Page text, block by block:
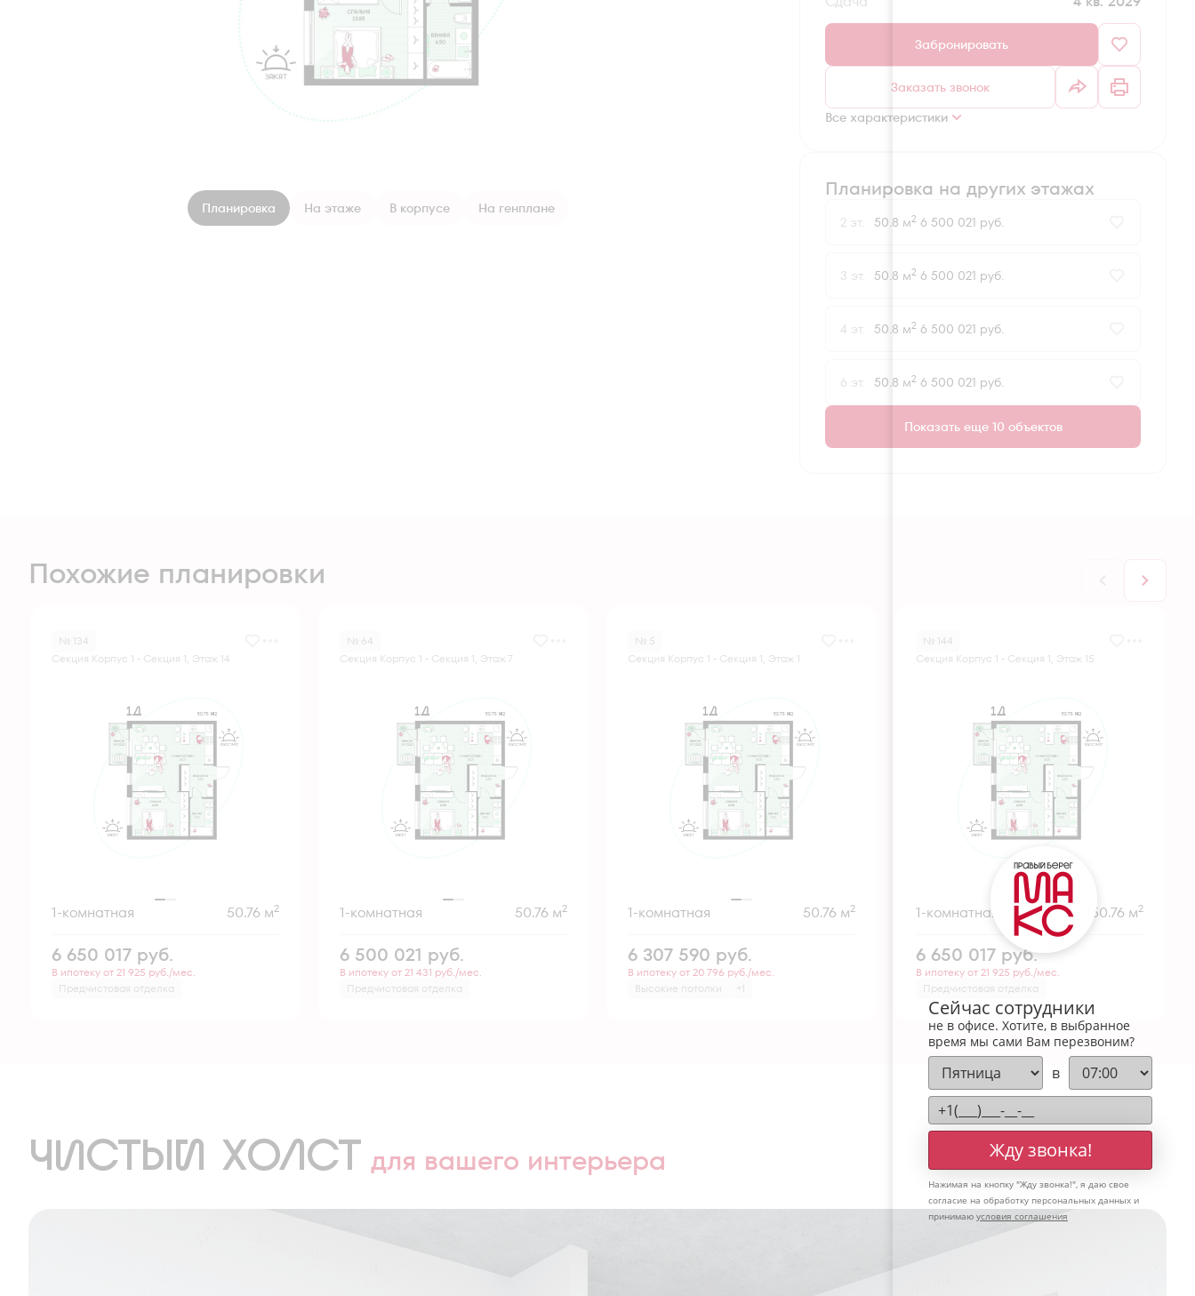
Планировка На этаже В корпусе На генплане
Забронировать
Заказать звонок
Все характеристики
Планировка на других этажах
2 эт. 50.8 м2 6 500 021 руб.
3 эт. 50.8 м2 6 500 021 руб.
4 эт. 50.8 м2 6 500 021 руб.
6 эт. 50.8 м2 6 500 021 руб.
Показать еще 10 объектов
Похожие планировки
№ 134
Секция Корпус 1 - Секция 1, Этаж 14
1-комнатная 50.76 м2
6 650 017 руб.
В ипотеку от 21 925 руб./мес.
Предчистовая отделка
№ 64
Секция Корпус 1 - Секция 1, Этаж 7
1-комнатная 50.76 м2
6 500 021 руб.
В ипотеку от 21 431 руб./мес.
Предчистовая отделка
№ 5
Секция Корпус 1 - Секция 1, Этаж 1
1-комнатная 50.76 м2
6 307 590 руб.
В ипотеку от 20 796 руб./мес.
Высокие потолки
+1
№ 144
Секция Корпус 1 - Секция 1, Этаж 15
1-комнатная 50.76 м2
6 650 017 руб.
В ипотеку от 21 925 руб./мес.
Предчистовая отделка
ЧИСТЫЙ ХОЛСТ для вашего интерьера
Сейчас сотрудники
не в офисе. Хотите, в выбранное
время мы сами Вам перезвоним?
в
Жду звонка!
Нажимая на кнопку "Жду звонка!", я даю свое
согласие на обработку персональных данных и
принимаю условия соглашения